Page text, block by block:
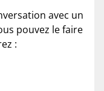
avec un
pouvez le faire
: